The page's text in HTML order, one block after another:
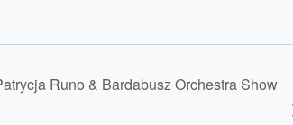
Runo & Bardabusz Orchestra Show